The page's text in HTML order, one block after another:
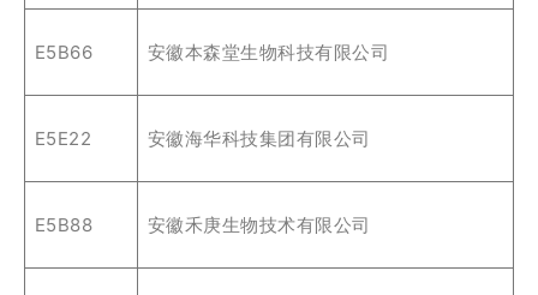
E5B66 安徽本森堂生物科技有限公司
E5E22 安徽海华科技集团有限公司
E5B88 安徽禾庚生物技术有限公司